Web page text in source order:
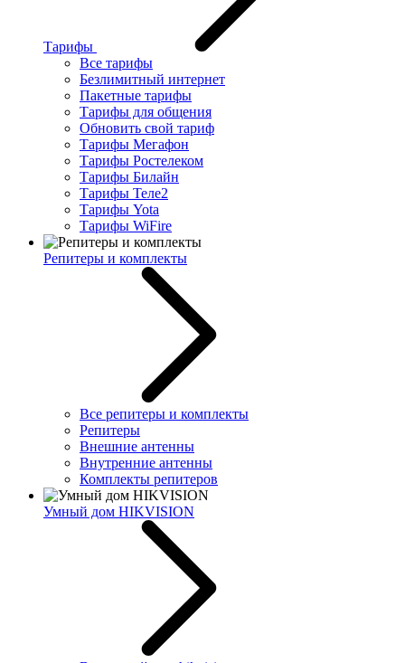
Тарифы
Все тарифы
Безлимитный интернет
Пакетные тарифы
Тарифы для общения
Обновить свой тариф
Тарифы Мегафон
Тарифы Ростелеком
Тарифы Билайн
Тарифы Теле2
Тарифы Yota
Тарифы WiFire
Репитеры и комплекты
Все репитеры и комплекты
Репитеры
Внешние антенны
Внутренние антенны
Комплекты репитеров
Умный дом HIKVISION